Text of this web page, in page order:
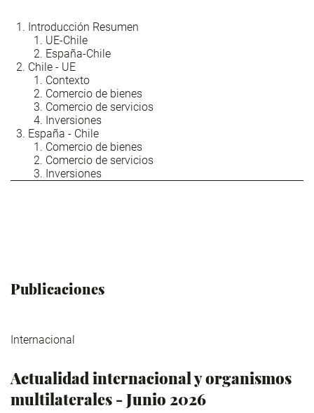
Introducción Resumen
UE-Chile
España-Chile
Chile - UE
Contexto
Comercio de bienes
Comercio de servicios
Inversiones
España - Chile
Comercio de bienes
Comercio de servicios
Inversiones
Publicaciones
Internacional
Actualidad internacional y organismos
multilaterales - Junio 2026